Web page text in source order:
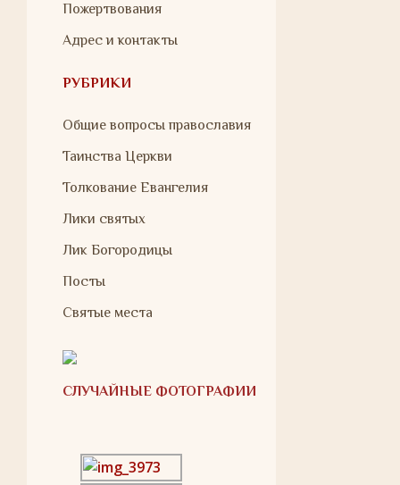
Пожертвования
Адрес и контакты
РУБРИКИ
Общие вопросы православия
Таинства Церкви
Толкование Евангелия
Лики святых
Лик Богородицы
Посты
Святые места
СЛУЧАЙНЫЕ ФОТОГРАФИИ